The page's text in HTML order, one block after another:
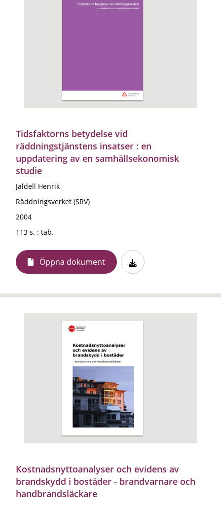
Tidsfaktorns betydelse vid
räddningstjänstens insatser : en
uppdatering av en samhällsekonomisk
studie
Jaldell Henrik
Räddningsverket (SRV)
2004
113 s. : tab.
Öppna dokument
Kostnadsnyttoanalyser och evidens av
brandskydd i bostäder - brandvarnare och
handbrandsläckare